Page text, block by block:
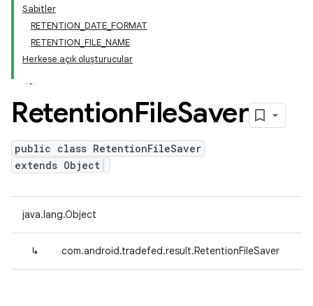
Sabitler
RETENTION_DATE_FORMAT
RETENTION_FILE_NAME
Herkese açık oluşturucular
RetentionFileSaver
public class RetentionFileSaver
extends Object
java.lang.Object
↳ com.android.tradefed.result.RetentionFileSaver